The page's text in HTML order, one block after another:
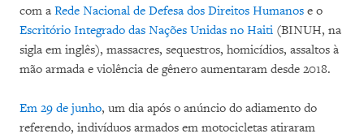
com a Rede Nacional de Defesa dos Direitos Humanos e o
Escritório Integrado das Nações Unidas no Haiti (BINUH, na
sigla em inglês), massacres, sequestros, homicídios, assaltos à
mão armada e violência de gênero aumentaram desde 2018.
Em 29 de junho, um dia após o anúncio do adiamento do
referendo, indivíduos armados em motocicletas atiraram